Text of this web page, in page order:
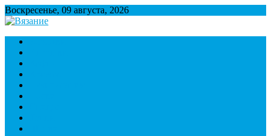
Воскресенье, 09 августа, 2026
Вязание
Множество полезной информации о вязании